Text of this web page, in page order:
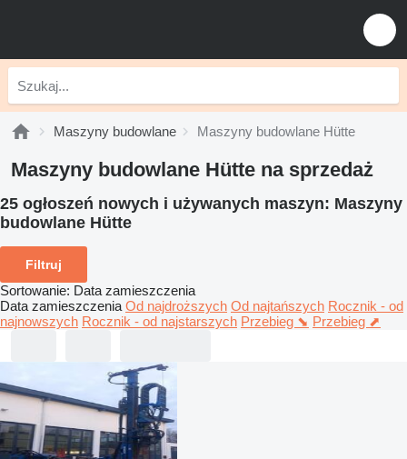
Maszyny budowlane Maszyny budowlane Hütte
Maszyny budowlane Hütte na sprzedaż
25 ogłoszeń nowych i używanych maszyn: Maszyny
budowlane Hütte
Filtruj
Sortowanie: Data zamieszczenia
Data zamieszczenia Od najdroższych Od najtańszych Rocznik - od
najnowszych Rocznik - od najstarszych Przebieg ⬊ Przebieg ⬈